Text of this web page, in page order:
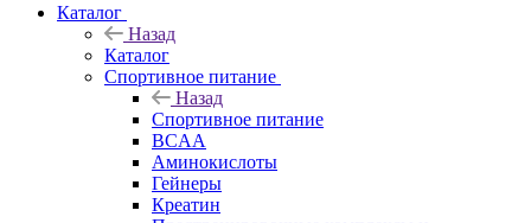
Каталог
Назад
Каталог
Спортивное питание
Назад
Спортивное питание
BCAA
Аминокислоты
Гейнеры
Креатин